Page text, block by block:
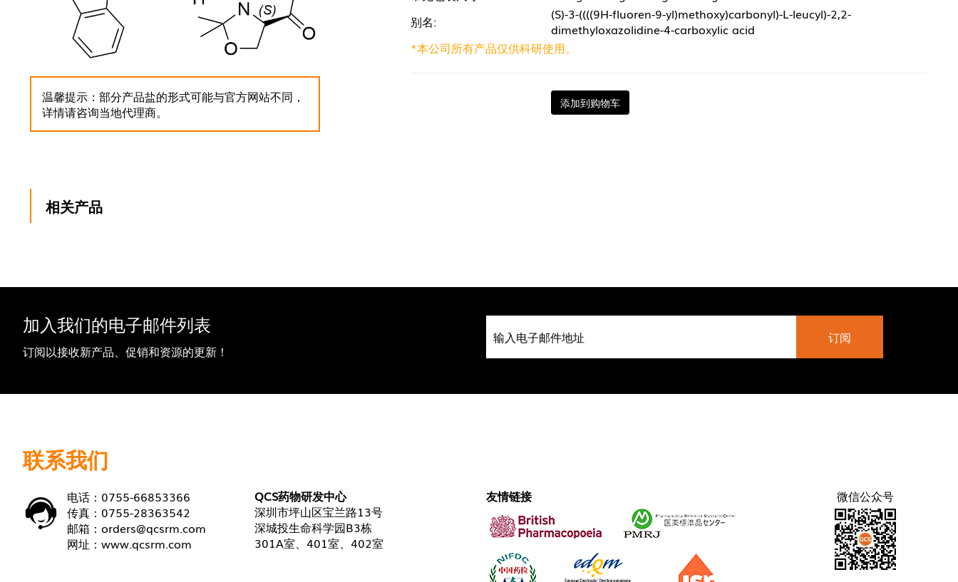
温馨提示：部分产品盐的形式可能与官方网站不同，
详情请咨询当地代理商。
别名:
(S)-3-((((9H-fluoren-9-yl)methoxy)carbonyl)-L-leucyl)-2,2-
dimethyloxazolidine-4-carboxylic acid
*本公司所有产品仅供科研使用。
添加到购物车
相关产品
加入我们的电子邮件列表
订阅以接收新产品、促销和资源的更新！
联系我们
电话：0755-66853366
传真：0755-28363542
邮箱： orders@qcsrm.com
网址： www.qcsrm.com
QCS药物研发中心
深圳市坪山区宝兰路13号
深城投生命科学园B3栋
301A室、401室、402室
友情链接 微信公众号